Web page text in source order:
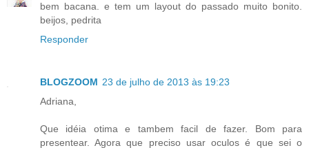
bem bacana. e tem um layout do passado muito bonito.
beijos, pedrita
Responder
BLOGZOOM 23 de julho de 2013 às 19:23
Adriana,
Que idéia otima e tambem facil de fazer. Bom para
presentear. Agora que preciso usar oculos é que sei o